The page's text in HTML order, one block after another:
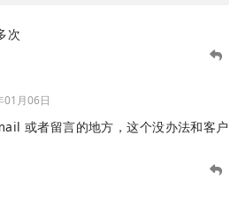
次
01月06日
或者留言的地方，这个没办法和客户